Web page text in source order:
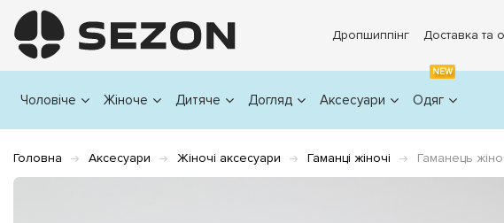
Дропшиппінг Доставка та
Чоловіче Жіноче Дитяче Догляд Аксесуари
NEW
Одяг
Головна Аксесуари Жіночі аксесуари Гаманці жіночі Гаманець